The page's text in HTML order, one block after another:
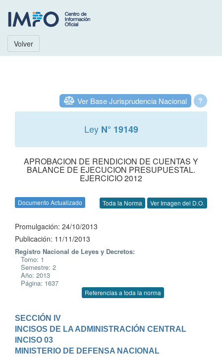
Volver
?
Ver Base Jurisprudencia Nacional
Ley N° 19149
APROBACION DE RENDICION DE CUENTAS Y
BALANCE DE EJECUCION PRESUPUESTAL.
EJERCICIO 2012
Documento Actualizado Toda la Norma Ver Imagen del D.O.
Promulgación: 24/10/2013
Publicación: 11/11/2013
Registro Nacional de Leyes y Decretos:
Tomo: 1
Semestre: 2
Año: 2013
Página: 1637
Referencias a toda la norma
SECCIÓN IV
INCISOS DE LA ADMINISTRACIÓN CENTRAL
INCISO 03
MINISTERIO DE DEFENSA NACIONAL